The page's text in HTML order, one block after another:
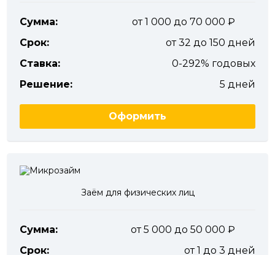
Сумма:
от 1 000 до 70 000
Срок:
от 32 до 150 дней
Ставка:
0-292% годовых
Решение:
5 дней
Оформить
Заём для физических лиц
Сумма:
от 5 000 до 50 000
Срок:
от 1 до 3 дней